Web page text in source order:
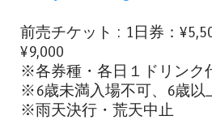
前売チケット : 1日券：
¥9,000
※各券種・各日１ドリンク
※6歳未満入場不可、6歳以
※雨天決行・荒天中止